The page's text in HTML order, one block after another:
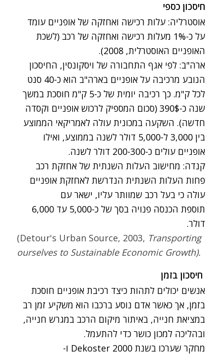
חיסכון כספי
אוסטרליה: עלות רכישה ואחזקה של אופניים עומד
על כ-1% מעלות רכישה ואחזקה של רכב (לשכת
האופניים האוסטרלית, 2008).
ארה"ב: לפי אגף התחבורה של ויסקונסין, החיסכון
הנובע מרכיבה על אופניים בארה"ב הוא כ-40 סנט
לכל ק"מ. כך רכיבה יומית של כ-5 ק"מ חוסכת במשך
שנה כ-390$ (סכום המספיק לרכוש אופניים וקסדה
חדשה). השקעה במכונית עולה לאמריקאי הממוצע
בין 3,000 ל-5,000 דולר לשנה בממוצע, ואילו
אופניים עולים כ-200-300 דולר לשנה.
קנדה: מחישוב העלות השנתית של אחזקת רכב
פחות העלות השנתית הנדרשת לאחזקת אופניים
עולה כי בעל רכב שמוותר עליו, ישאר עם
תוספת הכנסה פנויה בסך של כ-5,000 עד 6,000
דולר.
(Detour's Urban Source, 2003, Transporting
ourselves to Sustainable Economic Growth).
חיסכון בזמן
אנשים יכולים לתהות כיצד רכיבת אופניים חוסכת
בזמן, אך כאשר אדם נוסע ברכבו הוא משקיע זמן רב
במציאת חנייה, באיתור מיקום הרכב במגרש חנייה,
ובהליכה למכון כושר כדי להתעמל.
מחקר שערכו בשנת 2000 Dekoster ו-